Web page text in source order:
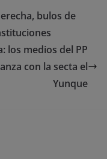
bulos de
los medios del PP
con la secta el
Yunque